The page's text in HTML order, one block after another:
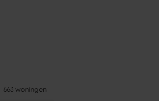
663 woningen